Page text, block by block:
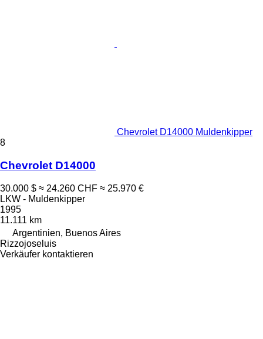
Chevrolet D14000 Muldenkipper
8
Chevrolet D14000
30.000 $ ≈ 24.260 CHF ≈ 25.970 €
LKW - Muldenkipper
1995
11.111 km
Argentinien, Buenos Aires
Rizzojoseluis
Verkäufer kontaktieren